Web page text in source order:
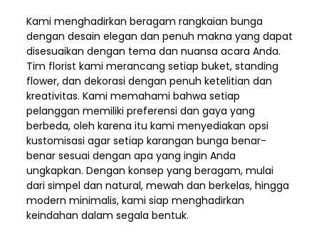
Kami menghadirkan beragam rangkaian bunga
dengan desain elegan dan penuh makna yang dapat
disesuaikan dengan tema dan nuansa acara Anda.
Tim florist kami merancang setiap buket, standing
flower, dan dekorasi dengan penuh ketelitian dan
kreativitas. Kami memahami bahwa setiap
pelanggan memiliki preferensi dan gaya yang
berbeda, oleh karena itu kami menyediakan opsi
kustomisasi agar setiap karangan bunga benar-
benar sesuai dengan apa yang ingin Anda
ungkapkan. Dengan konsep yang beragam, mulai
dari simpel dan natural, mewah dan berkelas, hingga
modern minimalis, kami siap menghadirkan
keindahan dalam segala bentuk.